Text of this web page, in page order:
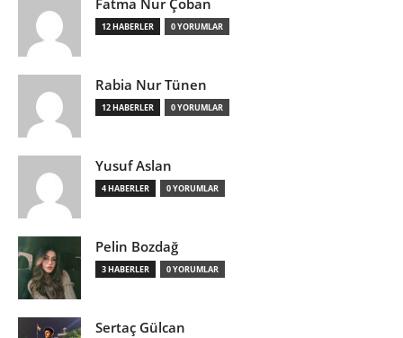
12 HABERLER 0 YORUMLAR
Rabia Nur Tünen
12 HABERLER 0 YORUMLAR
Yusuf Aslan
4 HABERLER 0 YORUMLAR
Pelin Bozdağ
3 HABERLER 0 YORUMLAR
Sertaç Gülcan